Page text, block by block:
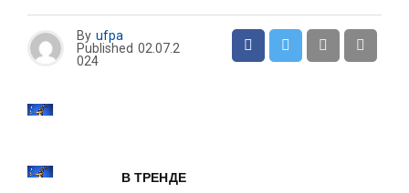
By ufpa
Published 02.07.2
024
В ТРЕНДЕ